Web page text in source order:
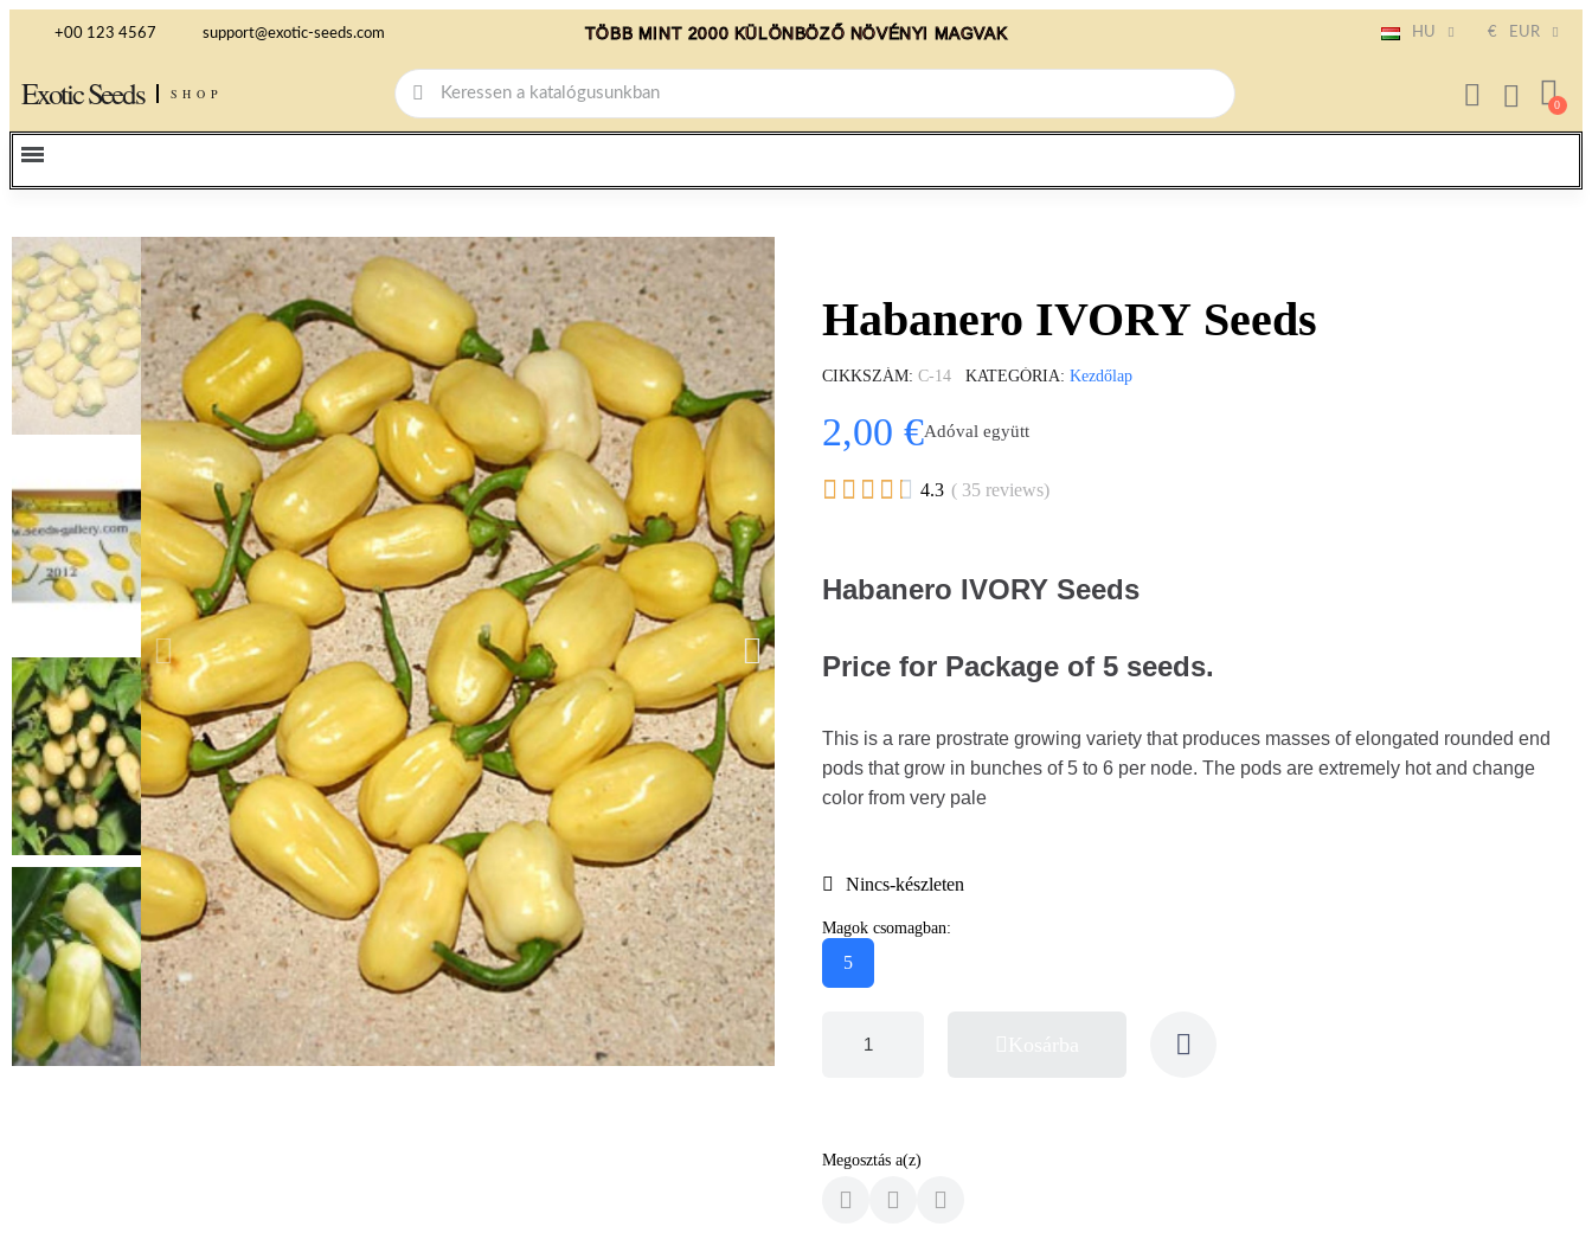
+00 123 4567 support@exotic-seeds.com TÖBB MINT 2000 KÜLÖNBÖZŐ NÖVÉNYI MAGVAK HU € EUR
Exotic Seeds SHOP
Habanero IVORY Seeds
CIKKSZÁM C-14 KATEGÓRIA Kezdőlap
2,00 €Adóval együtt
     4.3 ( 35 reviews)
Habanero IVORY Seeds
Price for Package of 5 seeds.
This is a rare prostrate growing variety that produces masses of elongated rounded end
pods that grow in bunches of 5 to 6 per node. The pods are extremely hot and change
color from very pale
Nincs-készleten
Magok csomagban:
5
Megosztás a(z)